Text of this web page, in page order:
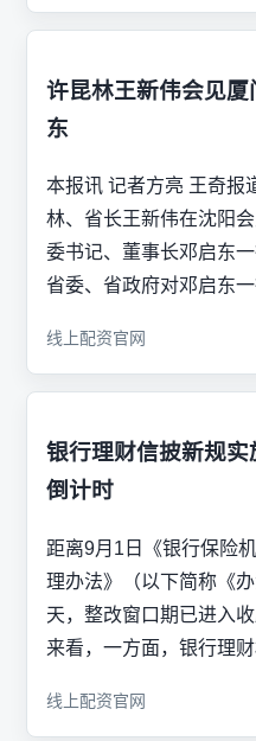
许昆林王新伟会见
东
本报讯 记者方亮 王奇报
林、省长王新伟在沈阳
委书记、董事长邓启东
省委、省政府对邓启东
线上配资官网
银行理财信披新规
倒计时
距离9月1日《银行保险
理办法》（以下简称《
天，整改窗口期已进入
来看，一方面，银行理
线上配资官网